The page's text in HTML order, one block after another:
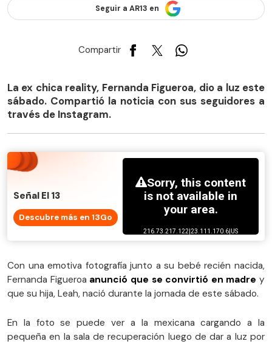
Seguir a AR13 en
Compartir
La ex chica reality, Fernanda Figueroa, dio a luz este
sábado. Compartió la noticia con sus seguidores a
través de Instagram.
Señal El 13
Descubre más en 13Go
Con una emotiva fotografía junto a su bebé recién nacida,
Fernanda Figueroa anunció que se convirtió en madre y
que su hija, Leah, nació durante la jornada de este sábado.
En la foto se puede ver a la mexicana cargando a la
pequeña en la sala de recuperación luego de dar a luz por